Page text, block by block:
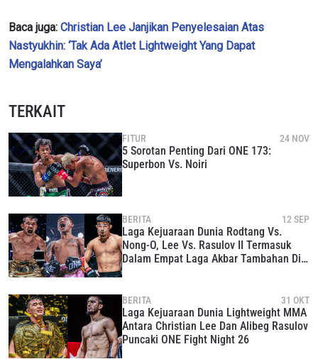
Baca juga: Christian Lee Janjikan Penyelesaian Atas
Nastyukhin: ‘Tak Ada Atlet Lightweight Yang Dapat
Mengalahkan Saya’
TERKAIT
FITUR 24 NOV
5 Sorotan Penting Dari ONE 173:
Superbon Vs. Noiri
BERITA 12 SEP
Laga Kejuaraan Dunia Rodtang Vs.
Nong-O, Lee Vs. Rasulov II Termasuk
Dalam Empat Laga Akbar Tambahan Di
BERITA 31 OKT
Laga Kejuaraan Dunia Lightweight MMA
Antara Christian Lee Dan Alibeg Rasulov
Puncaki ONE Fight Night 26